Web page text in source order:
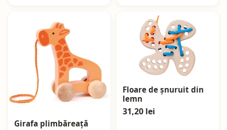
Girafa plimbăreață
Floare de șnuruit din
lemn
31,20 lei